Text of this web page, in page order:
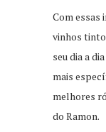
Com essas
vinhos
seu dia a
mais
melhores
do Ramon.